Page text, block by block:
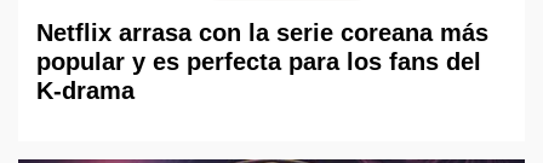
Netflix arrasa con la serie coreana más
popular y es perfecta para los fans del
K-drama